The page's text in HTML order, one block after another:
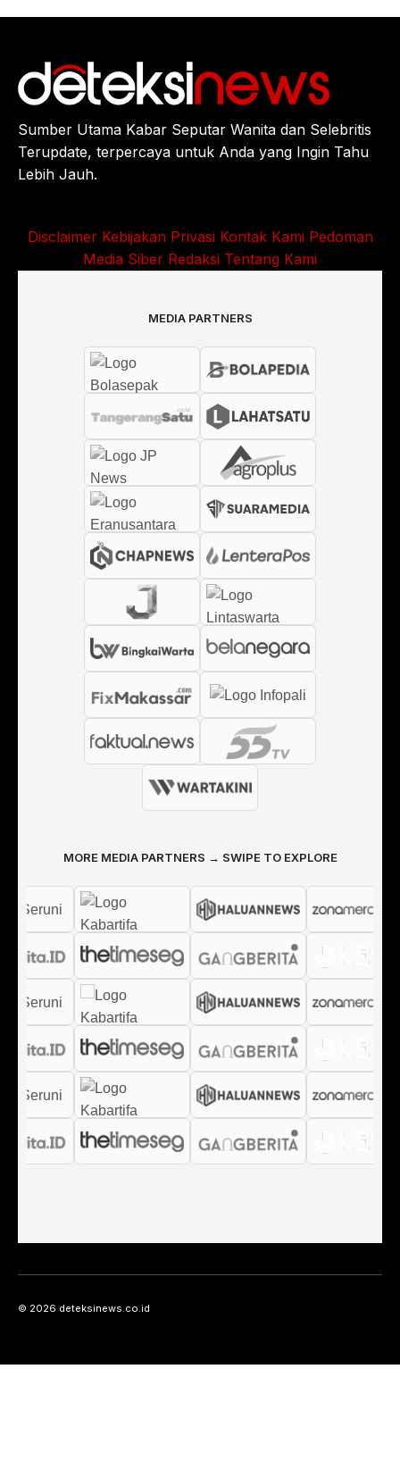
Sumber Utama Kabar Seputar Wanita dan Selebritis
Terupdate, terpercaya untuk Anda yang Ingin Tahu
Lebih Jauh.
Disclaimer Kebijakan Privasi Kontak Kami Pedoman
Media Siber Redaksi Tentang Kami
MEDIA PARTNERS
MORE MEDIA PARTNERS → SWIPE TO EXPLORE
© 2026 deteksinews.co.id